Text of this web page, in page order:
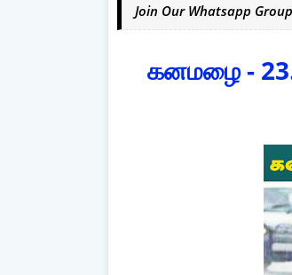
Join Our Whatsapp Group
கனமழை -